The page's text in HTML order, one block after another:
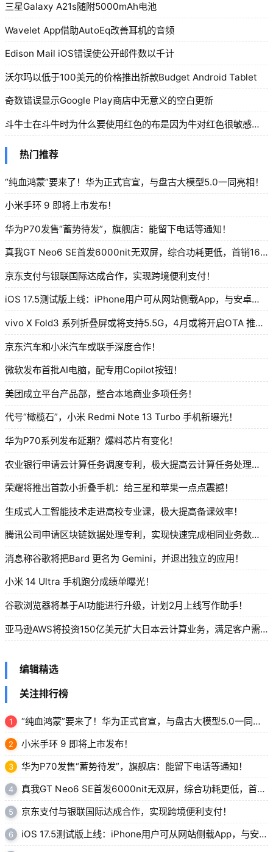
三星Galaxy A21s随附5000mAh电池
Wavelet App借助AutoEq改善耳机的音频
Edison Mail iOS错误使公开邮件数以千计
沃尔玛以低于100美元的价格推出新款Budget Android Tablet
奇数错误显示Google Play商店中无意义的空白更新
斗牛士在斗牛时为什么要使用红色的布是因为牛对红色很敏感还是增强现场感染力
热门推荐
“纯血鸿蒙”要来了！华为正式官宣，与盘古大模型5.0一同亮相！
小米手环 9 即将上市发布！
华为P70发售“蓄势待发”，旗舰店：能留下电话等通知！
真我GT Neo6 SE首发6000nit无双屏，综合功耗更低，首销1699元起！
京东支付与银联国际达成合作，实现跨境便利支付！
iOS 17.5测试版上线：iPhone用户可从网站侧载App，与安卓相似！
vivo X Fold3 系列折叠屏或将支持5.5G，4月或将开启OTA 推送！
京东汽车和小米汽车或联手深度合作！
微软发布首批AI电脑，配专用Copilot按钮！
美团成立平台产品部，整合本地商业多项任务！
代号“橄榄石”，小米 Redmi Note 13 Turbo 手机新曝光！
华为P70系列发布延期？爆料芯片有变化！
农业银行申请云计算任务调度专利，极大提高云计算任务处理效率！
荣耀将推出首款小折叠手机：给三星和苹果一点点震撼！
生成式人工智能技术走进高校专业课，极大提高备课效率！
腾讯公司申请区块链数据处理专利，实现快速完成相同业务数据的数据交换功能！
消息称谷歌将把Bard 更名为 Gemini，并退出独立的应用！
小米 14 Ultra 手机跑分成绩单曝光！
谷歌浏览器将基于AI功能进行升级，计划2月上线写作助手！
亚马逊AWS将投资150亿美元扩大日本云计算业务，满足客户需求！
关注排行榜
1 “纯血鸿蒙”要来了！华为正式官宣，与盘古大模型5.0一同亮相！
2 小米手环 9 即将上市发布！
3 华为P70发售“蓄势待发”，旗舰店：能留下电话等通知！
4 真我GT Neo6 SE首发6000nit无双屏，综合功耗更低，首销1699元起！
5 京东支付与银联国际达成合作，实现跨境便利支付！
6 iOS 17.5测试版上线：iPhone用户可从网站侧载App，与安卓相似！
编辑精选